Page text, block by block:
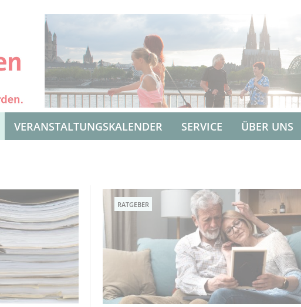
VERANSTALTUNGSKALENDER SERVICE ÜBER UNS
RATGEBER